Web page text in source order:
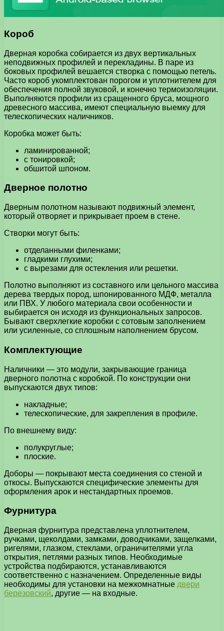
Короб
Дверная коробка собирается из двух вертикальных
неподвижных профилей и перекладины. В паре из
боковых профилей вешается створка с помощью петель.
Часто короб укомплектован порогом и уплотнителем для
обеспечения полной звуковой, и конечно термоизоляции.
Выполняются профили из сращенного бруса, мощного
древесного массива, имеют специальную выемку для
телескопических наличников.
Коробка может быть:
ламинированной;
с тонировкой;
обшитой шпоном.
Дверное полотно
Дверным полотном называют подвижный элемент,
который отворяет и прикрывает проем в стене.
Створки могут быть:
отделанными филенками;
гладкими глухими;
с вырезами для остекления или решетки.
Полотно выполняют из составного или цельного массива
дерева твердых пород, шпонированного МДФ, металла
или ПВХ. У любого материала свои особенности и
выбирается он исходя из функциональных запросов.
Бывают сверхлегкие коробки с сотовым заполнением
или усиленные, со сплошным наполнением брусом.
Комплектующие
Наличники — это модули, закрывающие граница
дверного полотна с коробкой. По конструкции они
выпускаются двух типов:
накладные;
телескопические, для закрепления в профиле.
По внешнему виду:
полукруглые;
плоские.
Доборы — покрывают места соединения со стеной и
откосы. Выпускаются специфические элементы для
оформления арок и нестандартных проемов.
Фурнитура
Дверная фурнитура представлена уплотнителем,
ручками, щеколдами, замками, доводчиками, защелками,
ригелями, глазком, стеклами, ограничителями угла
открытия, петлями разных типов. Необходимые
устройства подбираются, устанавливаются
соответственно с назначением. Определенные виды
необходимы для установки на межкомнатные двери
березовский, другие — на входные.